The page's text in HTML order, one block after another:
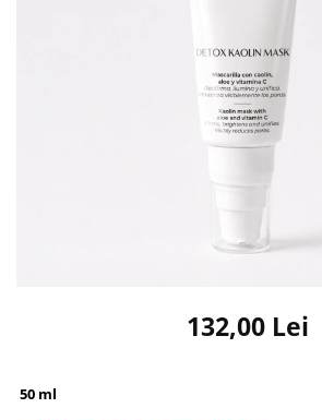
132,00 Lei
50 ml